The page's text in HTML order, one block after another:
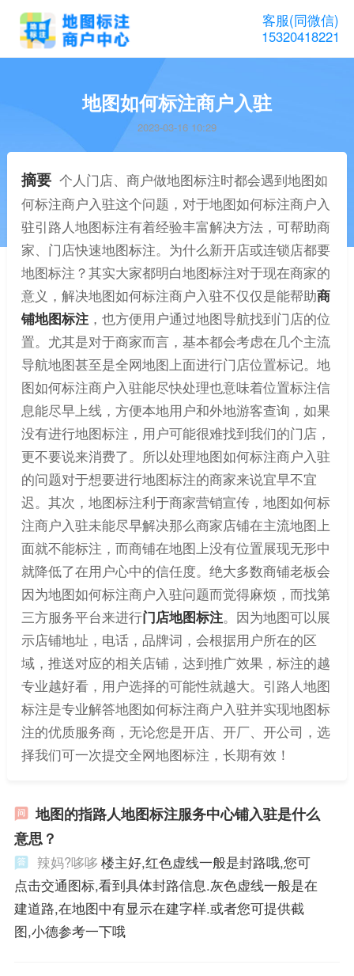
客服(同微信)
15320418221
地图如何标注商户入驻
2023-03-16 10:29
摘要 个人门店、商户做地图标注时都会遇到地图如
何标注商户入驻这个问题，对于地图如何标注商户入
驻引路人地图标注有着经验丰富解决方法，可帮助商
家、门店快速地图标注。为什么新开店或连锁店都要
地图标注？其实大家都明白地图标注对于现在商家的
意义，解决地图如何标注商户入驻不仅仅是能帮助商
铺地图标注，也方便用户通过地图导航找到门店的位
置。尤其是对于商家而言，基本都会考虑在几个主流
导航地图甚至是全网地图上面进行门店位置标记。地
图如何标注商户入驻能尽快处理也意味着位置标注信
息能尽早上线，方便本地用户和外地游客查询，如果
没有进行地图标注，用户可能很难找到我们的门店，
更不要说来消费了。所以处理地图如何标注商户入驻
的问题对于想要进行地图标注的商家来说宜早不宜
迟。其次，地图标注利于商家营销宣传，地图如何标
注商户入驻未能尽早解决那么商家店铺在主流地图上
面就不能标注，而商铺在地图上没有位置展现无形中
就降低了在用户心中的信任度。绝大多数商铺老板会
因为地图如何标注商户入驻问题而觉得麻烦，而找第
三方服务平台来进行门店地图标注。因为地图可以展
示店铺地址，电话，品牌词，会根据用户所在的区
域，推送对应的相关店铺，达到推广效果，标注的越
专业越好看，用户选择的可能性就越大。引路人地图
标注是专业解答地图如何标注商户入驻并实现地图标
注的优质服务商，无论您是开店、开厂、开公司，选
择我们可一次提交全网地图标注，长期有效！
地图的指路人地图标注服务中心铺入驻是什么
意思？
辣妈?哆哆 楼主好,红色虚线一般是封路哦,您可
点击交通图标,看到具体封路信息.灰色虚线一般是在
建道路,在地图中有显示在建字样.或者您可提供截
图,小德参考一下哦